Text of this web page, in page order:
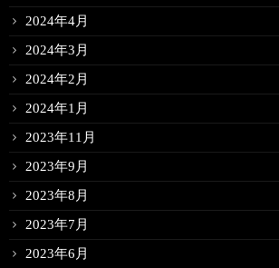
2024年4月
2024年3月
2024年2月
2024年1月
2023年11月
2023年9月
2023年8月
2023年7月
2023年6月